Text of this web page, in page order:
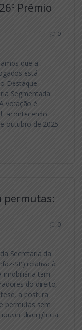
Prêmio
0
que a
está
Destaque
Segmentada:
votação é
acontecendo
outubro de 2025.
permutas:
0
Secretaria da
SP) relativa à
imobiliária tem
do direito,
a postura
permutas sem
divergência